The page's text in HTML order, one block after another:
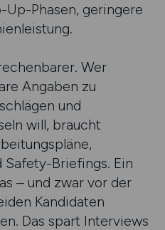
Phasen, geringere
Wer
Angaben zu
und
will, braucht
Briefings. Ein
– und zwar vor der
Kandidaten
Das spart Interviews